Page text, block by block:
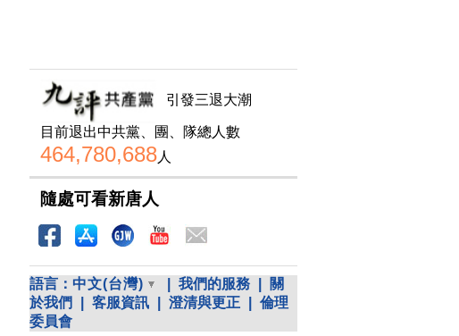
引發三退大潮
目前退出中共黨、團、隊總人數
464,780,688人
隨處可看新唐人
語言： 中文(台灣) 我們的服務
關
於我們
客服資訊 澄清與更正
倫理
委員會